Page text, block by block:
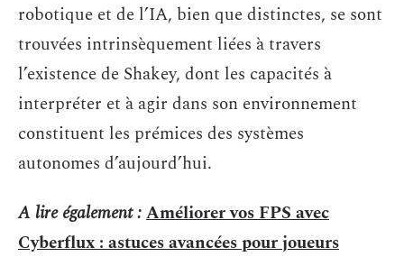
robotique et de l’IA, bien que distinctes, se sont
trouvées intrinsèquement liées à travers
l’existence de Shakey, dont les capacités à
interpréter et à agir dans son environnement
constituent les prémices des systèmes
autonomes d’aujourd’hui.
A lire également :Améliorer vos FPS avec
Cyberflux : astuces avancées pour joueurs